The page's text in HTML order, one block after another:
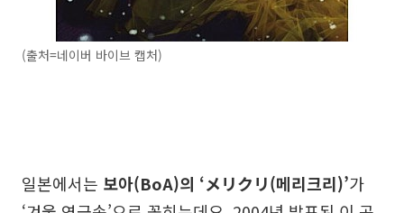
(출처=네이버 바이브 캡처)
일본에서는 보아(BoA)의 ‘メリクリ(메리크리)’가